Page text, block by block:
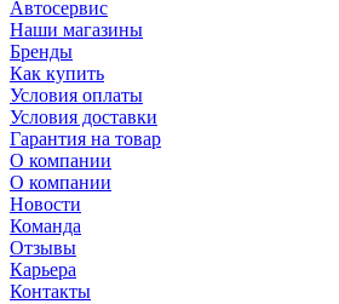
Автосервис
Наши магазины
Бренды
Как купить
Условия оплаты
Условия доставки
Гарантия на товар
О компании
О компании
Новости
Команда
Отзывы
Карьера
Контакты